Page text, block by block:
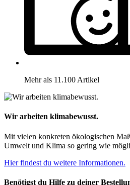
Mehr als 11.100 Artikel
Wir arbeiten klimabewusst.
Mit vielen konkreten ökologischen
Umwelt und Klima so gering wie
Hier findest du weitere Informationen.
Benötigst du Hilfe zu deiner